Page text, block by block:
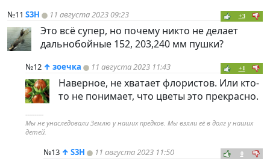
№11 S3H 11 августа 2023 09:23 +3
Это всё супер, но почему никто не делает
дальнобойные 152, 203,240 мм пушки?
№12 ↑ зоечка 11 августа 2023 11:43 +1
Наверное, не хватает флористов. Или кто-
то не понимает, что цветы это прекрасно.
----------
Мы не унаследовали Землю у наших предков. Мы взяли её в долг у наших
детей.
№13 ↑ S3H 11 августа 2023 11:50 0